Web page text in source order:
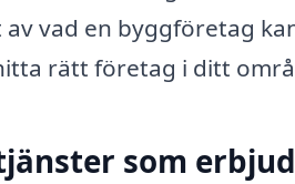
av vad en byggföretag
rätt företag i ditt
som